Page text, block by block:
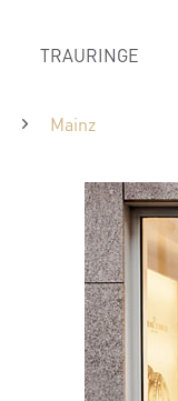
TRAURINGE
Mainz